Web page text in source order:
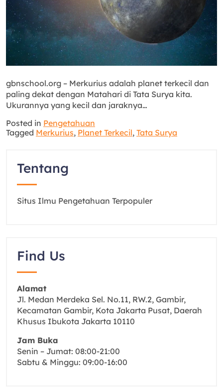
gbnschool.org – Merkurius adalah planet terkecil dan
paling dekat dengan Matahari di Tata Surya kita.
Ukurannya yang kecil dan jaraknya…
Posted in Pengetahuan
Tagged Merkurius, Planet Terkecil, Tata Surya
Tentang
Situs Ilmu Pengetahuan Terpopuler
Find Us
Alamat
Jl. Medan Merdeka Sel. No.11, RW.2, Gambir,
Kecamatan Gambir, Kota Jakarta Pusat, Daerah
Khusus Ibukota Jakarta 10110
Jam Buka
Senin – Jumat: 08:00-21:00
Sabtu & Minggu: 09:00-16:00